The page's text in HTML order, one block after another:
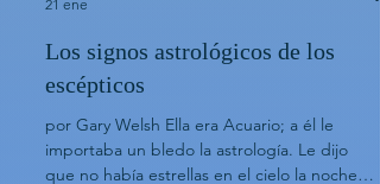
Gary Welsh
21 ene
Los signos astrológicos de los
escépticos